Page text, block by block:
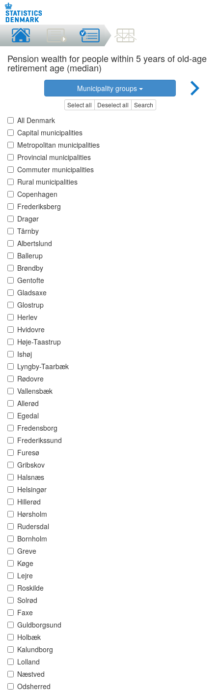
Pension wealth for people within 5 years of old-age
retirement age (median)
Municipality groups
Select all Deselect all Search
All Denmark
Capital municipalities
Metropolitan municipalities
Provincial municipalities
Commuter municipalities
Rural municipalities
Copenhagen
Frederiksberg
Dragør
Tårnby
Albertslund
Ballerup
Brøndby
Gentofte
Gladsaxe
Glostrup
Herlev
Hvidovre
Høje-Taastrup
Ishøj
Lyngby-Taarbæk
Rødovre
Vallensbæk
Allerød
Egedal
Fredensborg
Frederikssund
Furesø
Gribskov
Halsnæs
Helsingør
Hillerød
Hørsholm
Rudersdal
Bornholm
Greve
Køge
Lejre
Roskilde
Solrød
Faxe
Guldborgsund
Holbæk
Kalundborg
Lolland
Næstved
Odsherred